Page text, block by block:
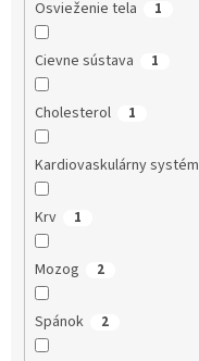
Osvieženie tela 1
Cievne sústava 1
Cholesterol 1
Kardiovaskulárny systém
Krv 1
Mozog 2
Spánok 2